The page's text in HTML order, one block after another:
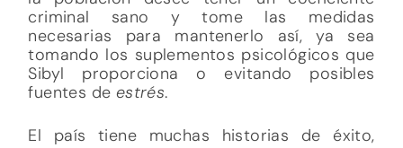
criminal sano y tome las medidas
necesarias para mantenerlo así, ya sea
tomando los suplementos psicológicos que
Sibyl proporciona o evitando posibles
fuentes de estrés.
El país tiene muchas historias de éxito,